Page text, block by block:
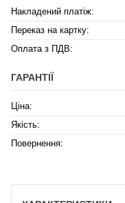
Накладений платіж:
Переказ на картку:
Оплата з ПДВ:
ГАРАНТІЇ
Ціна:
Якість:
Повернення: